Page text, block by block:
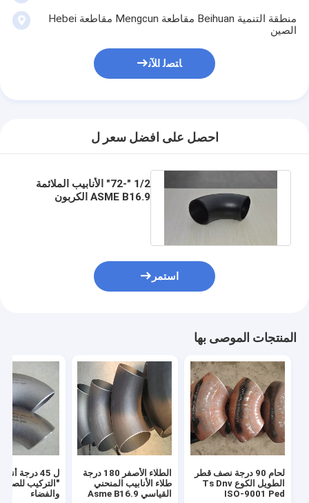
منطقة التنمية Beihuan مقاطعة Mengcun مقاطعة Hebei
الصين
ﺎﺘﺼﻟ ﺍﻶﻧ
احصل على افضل سعر ل
1/2 "-72" الأنابيب الملائمة
ASME B16.9 الكربون
استمر
المنتجات الموصى بها
لحام 90 درجة نصف قطر
الطويل الكوع Ts Dnv
ISO-9001 Ped
الطلاء الأصفر 180 درجة
طلاء الأنابيب المنحني
القياسي Asme B16.9
"التركيب
والفضاء